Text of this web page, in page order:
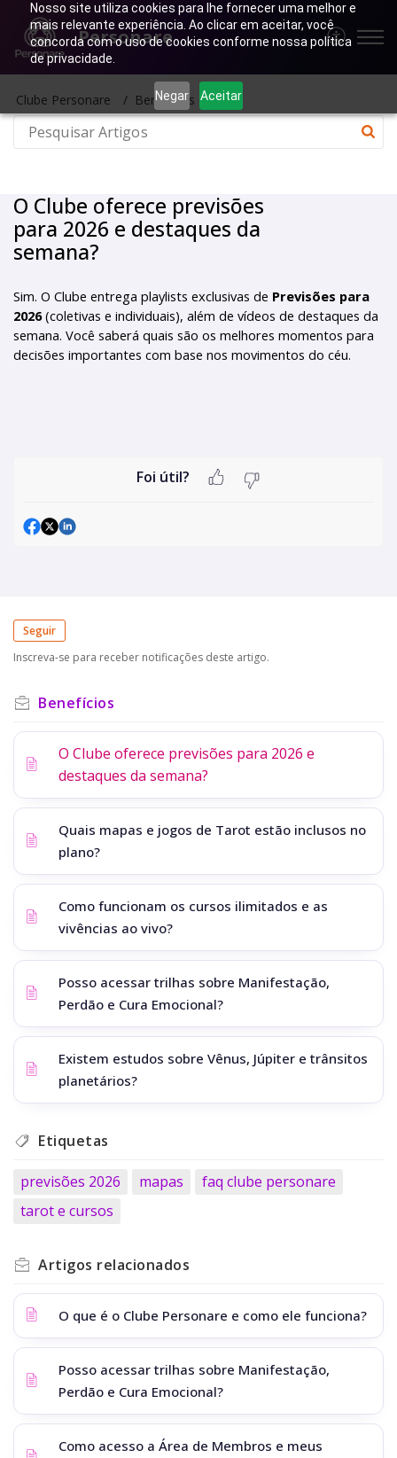
Nosso site utiliza cookies para lhe fornecer uma melhor e
mais relevante experiência. Ao clicar em aceitar, você
concorda com o uso de cookies conforme nossa política
de privacidade.
Negar Aceitar
Personare
Clube Personare Benefícios
O Clube oferece previsões
para 2026 e destaques da
semana?
Sim. O Clube entrega playlists exclusivas de Previsões para
2026 (coletivas e individuais), além de vídeos de destaques da
semana. Você saberá quais são os melhores momentos para
decisões importantes com base nos movimentos do céu.
Foi útil?
Seguir
Inscreva-se para receber notificações deste artigo.
Benefícios
O Clube oferece previsões para 2026 e
destaques da semana?
Quais mapas e jogos de Tarot estão inclusos no
plano?
Como funcionam os cursos ilimitados e as
vivências ao vivo?
Posso acessar trilhas sobre Manifestação,
Perdão e Cura Emocional?
Existem estudos sobre Vênus, Júpiter e trânsitos
planetários?
Etiquetas
previsões 2026 mapas
faq clube personare
tarot e cursos
Artigos relacionados
O que é o Clube Personare e como ele funciona?
Posso acessar trilhas sobre Manifestação,
Perdão e Cura Emocional?
Como acesso a Área de Membros e meus